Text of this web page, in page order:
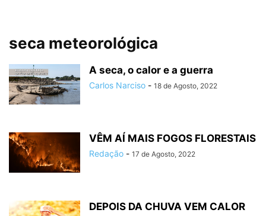
seca meteorológica
A seca, o calor e a guerra
Carlos Narciso - 18 de Agosto, 2022
VÊM AÍ MAIS FOGOS FLORESTAIS
Redação - 17 de Agosto, 2022
DEPOIS DA CHUVA VEM CALOR